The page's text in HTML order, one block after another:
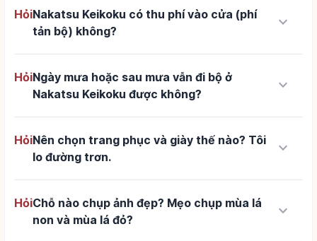
HỏiNakatsu Keikoku có thu phí vào cửa (phí
tản bộ) không?
keyboard_arrow_down
HỏiNgày mưa hoặc sau mưa vẫn đi bộ ở
Nakatsu Keikoku được không?
keyboard_arrow_down
HỏiNên chọn trang phục và giày thế nào? Tôi
lo đường trơn.
keyboard_arrow_down
HỏiChỗ nào chụp ảnh đẹp? Mẹo chụp mùa lá
non và mùa lá đỏ?
keyboard_arrow_down